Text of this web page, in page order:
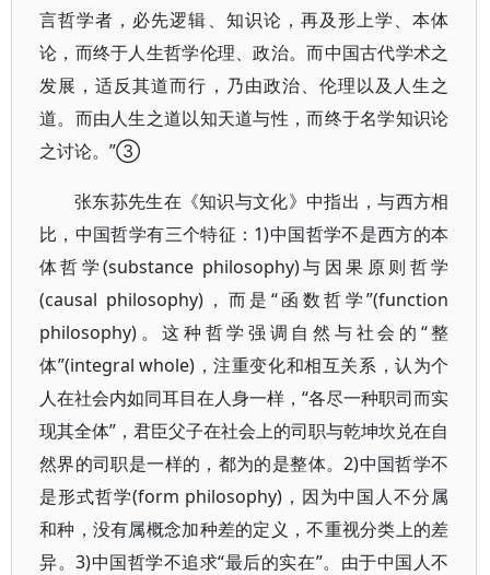
言哲学者，必先逻辑、知识论，再及形上学、本体
论，而终于人生哲学伦理、政治。而中国古代学术之
发展，适反其道而行，乃由政治、伦理以及人生之
道。而由人生之道以知天道与性，而终于名学知识论
之讨论。”③
张东荪先生在《知识与文化》中指出，与西方相
比，中国哲学有三个特征：1)中国哲学不是西方的本
体哲学(substance philosophy)与因果原则哲学
(causal philosophy)，而是“函数哲学”(function
philosophy)。这种哲学强调自然与社会的“整
体”(integral whole)，注重变化和相互关系，认为个
人在社会内如同耳目在人身一样，“各尽一种职司而实
现其全体”，君臣父子在社会上的司职与乾坤坎兑在自
然界的司职是一样的，都为的是整体。2)中国哲学不
是形式哲学(form philosophy)，因为中国人不分属
和种，没有属概念加种差的定义，不重视分类上的差
异。3)中国哲学不追求“最后的实在”。由于中国人不